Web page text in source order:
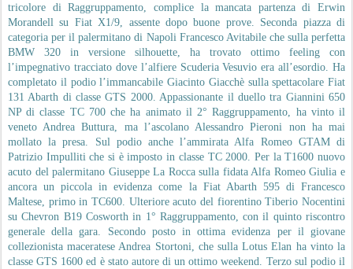
tricolore di Raggruppamento, complice la mancata partenza di Erwin
Morandell su Fiat X1/9, assente dopo buone prove. Seconda piazza di
categoria per il palermitano di Napoli Francesco Avitabile che sulla perfetta
BMW 320 in versione silhouette, ha trovato ottimo feeling con
l’impegnativo tracciato dove l’alfiere Scuderia Vesuvio era all’esordio. Ha
completato il podio l’immancabile Giacinto Giacchè sulla spettacolare Fiat
131 Abarth di classe GTS 2000. Appassionante il duello tra Giannini 650
NP di classe TC 700 che ha animato il 2° Raggruppamento, ha vinto il
veneto Andrea Buttura, ma l’ascolano Alessandro Pieroni non ha mai
mollato la presa. Sul podio anche l’ammirata Alfa Romeo GTAM di
Patrizio Impulliti che si è imposto in classe TC 2000. Per la T1600 nuovo
acuto del palermitano Giuseppe La Rocca sulla fidata Alfa Romeo Giulia e
ancora un piccola in evidenza come la Fiat Abarth 595 di Francesco
Maltese, primo in TC600. Ulteriore acuto del fiorentino Tiberio Nocentini
su Chevron B19 Cosworth in 1° Raggruppamento, con il quinto riscontro
generale della gara. Secondo posto in ottima evidenza per il giovane
collezionista maceratese Andrea Stortoni, che sulla Lotus Elan ha vinto la
classe GTS 1600 ed è stato autore di un ottimo weekend. Terzo sul podio il